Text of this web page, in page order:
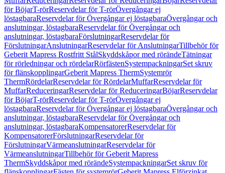
för BöjarT-rörReservdelar för T-rörÖvergångar ej
löstagbaraReservdelar för Övergångar ej löstagbaraÖvergångar och
anslutningar, löstagbaraReservdelar för Övergångar och
anslutningar, löstagbaraFörslutningarReservdelar för
FörslutningarAnslutningarReservdelar för AnslutningarTillbehör för
Geberit Mapress Rostfritt StålSkyddskåpor med rörändeTätningar
för rörledningar och rördelarRörfästenSystempackningarSet skruv
för flänskopplingarGeberit Mapress ThermSystemrör
ThermRördelarReservdelar för RördelarMuffarReservdelar för
MuffarReduceringarReservdelar för ReduceringarBöjarReservdelar
för BöjarT-rörReservdelar för T-rörÖvergångar ej
löstagbaraReservdelar för Övergångar ej löstagbaraÖvergångar och
anslutningar, löstagbaraReservdelar för Övergångar och
anslutningar, löstagbaraKompensatorerReservdelar för
KompensatorerFörslutningarReservdelar för
FörslutningarVärmeanslutningarReservdelar för
VärmeanslutningarTillbehör för Geberit Mapress
ThermSkyddskåpor med rörändeSystempackningarSet skruv för